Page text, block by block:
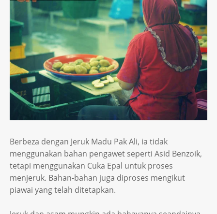
Berbeza dengan Jeruk Madu Pak Ali, ia tidak
menggunakan bahan pengawet seperti Asid Benzoik,
tetapi menggunakan Cuka Epal untuk proses
menjeruk. Bahan-bahan juga diproses mengikut
piawai yang telah ditetapkan.